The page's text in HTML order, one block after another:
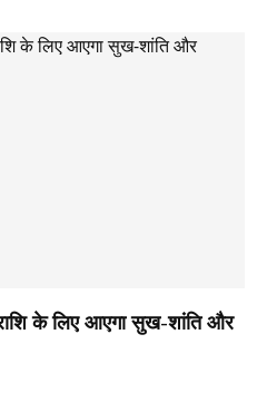
के लिए आएगा सुख-शांति और